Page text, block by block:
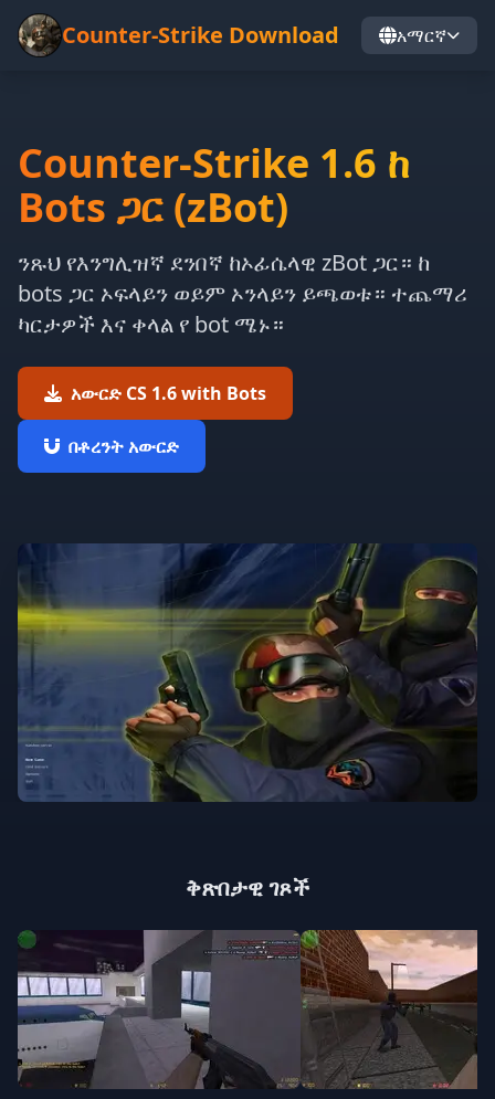
Counter-Strike Download አማርኛ
Counter-Strike 1.6 ከ
Bots ጋር (zBot)
ንጹህ የእንግሊዝኛ ደንበኛ ከኦፊሴላዊ zBot ጋር። ከ
bots ጋር ኦፍላይን ወይም ኦንላይን ይጫወቱ። ተጨማሪ
ካርታዎች እና ቀላል የ bot ሜኑ።
አውርድ CS 1.6 with Bots
በቶረንት አውርድ
ቅጽበታዊ ገጾች